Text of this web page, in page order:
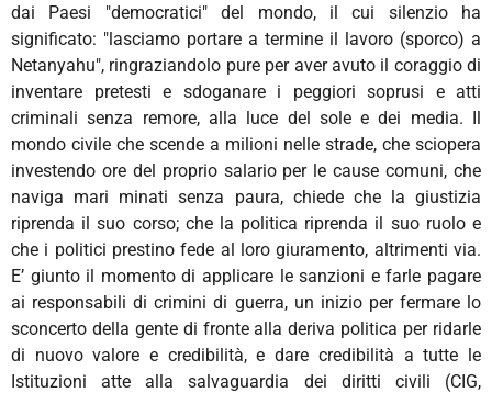
dai Paesi "democratici" del mondo, il cui silenzio ha
significato: "lasciamo portare a termine il lavoro (sporco) a
Netanyahu", ringraziandolo pure per aver avuto il coraggio di
inventare pretesti e sdoganare i peggiori soprusi e atti
criminali senza remore, alla luce del sole e dei media. Il
mondo civile che scende a milioni nelle strade, che sciopera
investendo ore del proprio salario per le cause comuni, che
naviga mari minati senza paura, chiede che la giustizia
riprenda il suo corso; che la politica riprenda il suo ruolo e
che i politici prestino fede al loro giuramento, altrimenti via.
E’ giunto il momento di applicare le sanzioni e farle pagare
ai responsabili di crimini di guerra, un inizio per fermare lo
sconcerto della gente di fronte alla deriva politica per ridarle
di nuovo valore e credibilità, e dare credibilità a tutte le
Istituzioni atte alla salvaguardia dei diritti civili (CIG,